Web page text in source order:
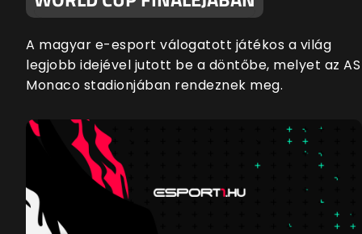
A magyar e-esport válogatott játékos a világ
legjobb idejével jutott be a döntőbe, melyet az AS
Monaco stadionjában rendeznek meg.